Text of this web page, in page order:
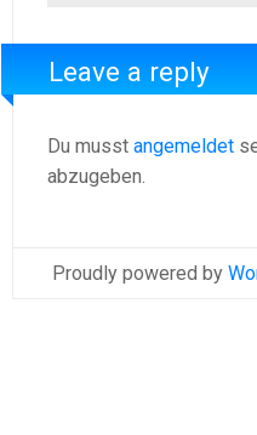
Leave a reply
Du musst angemeldet
abzugeben.
Proudly powered by